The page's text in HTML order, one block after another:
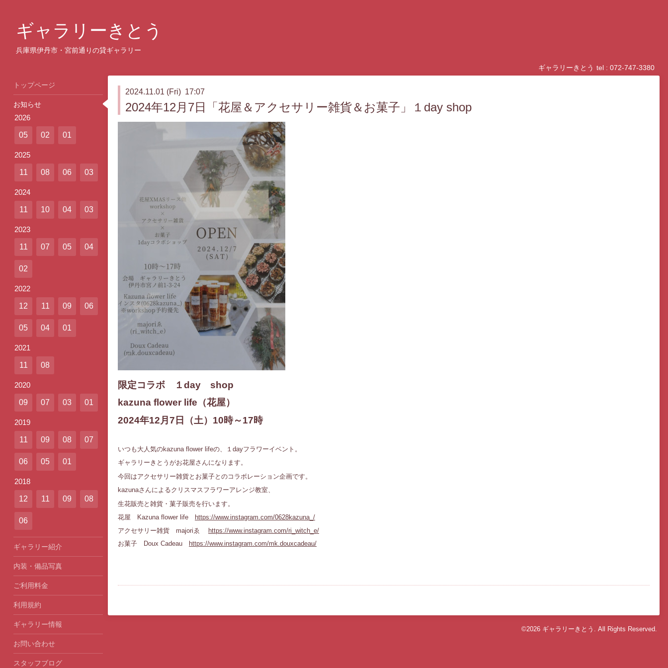
ギャラリーきとう
兵庫県伊丹市・宮前通りの貸ギャラリー
ギャラリーきとう tel : 072-747-3380
2024.11.01 (Fri) 17:07
2024年12月7日「花屋＆アクセサリー雑貨＆お菓子」１day shop
限定コラボ １day shop
kazuna flower life（花屋）
2024年12月7日（土）10時～17時
いつも大人気のkazuna flower lifeの、１dayフラワーイベント。
ギャラリーきとうがお花屋さんになります。
今回はアクセサリー雑貨とお菓子とのコラボレーション企画です。
kazunaさんによるクリスマスフラワーアレンジ教室、
生花販売と雑貨・菓子販売を行います。
花屋
Kazuna flower life
https://www.instagram.com/0628kazuna_/
アクセサリー雑貨 majoriゑ https://www.instagram.com/ri_witch_e/
お菓子 Doux Cadeau
https://www.instagram.com/mk.douxcadeau/
©2026 ギャラリーきとう . All Rights Reserved.
トップページ
お知らせ
2026
05 02 01
2025
11 08 06 03
2024
11 10 04 03
2023
11 07 05 04
02
2022
12 11 09 06
05 04 01
2021
11 08
2020
09 07 03 01
2019
11 09 08 07
06 05 01
2018
12 11 09 08
06
ギャラリー紹介
内装・備品写真
ご利用料金
利用規約
ギャラリー情報
お問い合わせ
スタッフブログ